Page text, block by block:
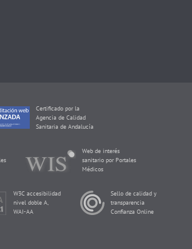
Certificado por la
Agencia de Calidad
Sanitaria de Andalucía
Web de interés
sanitario por Portales
Médicos
W3C accesibilidad
nivel doble A,
WAI-AA
Sello de calidad y
transparencia
Confianza Online